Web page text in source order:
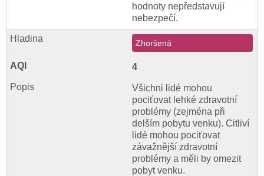
hodnoty nepředstavují
nebezpečí.
Zhoršená
4
Všichni lidé mohou
pociťovat lehké zdravotní
problémy (zejména při
delším pobytu venku). Citliví
lidé mohou pociťovat
závažnější zdravotní
problémy a měli by omezit
pobyt venku.